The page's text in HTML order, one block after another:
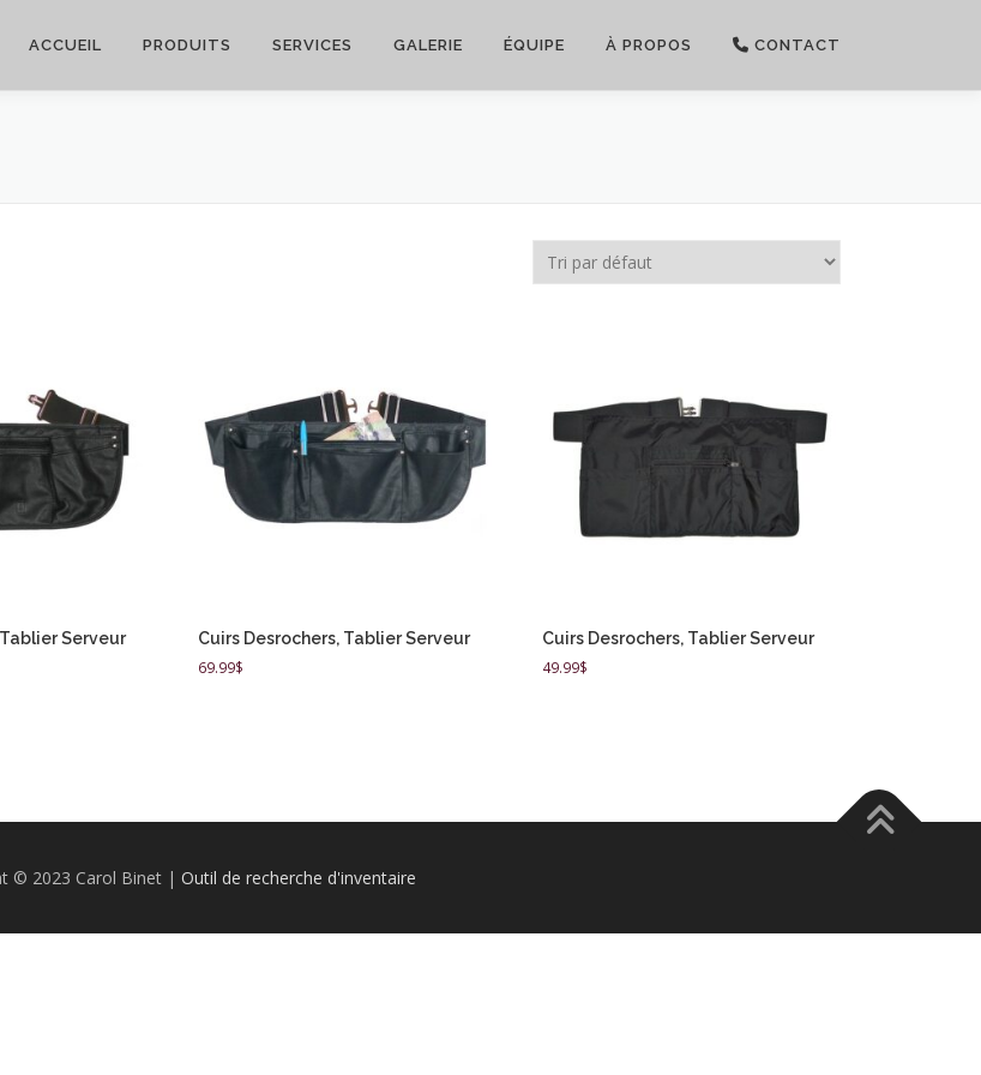
ACCUEIL PRODUITS SERVICES GALERIE ÉQUIPE À PROPOS CONTACT
Serveur Cuirs Desrochers, Tablier Serveur
69.99$
Cuirs Desrochers, Tablier Serveur
49.99$
© 2023 Carol Binet | Outil de recherche d'inventaire